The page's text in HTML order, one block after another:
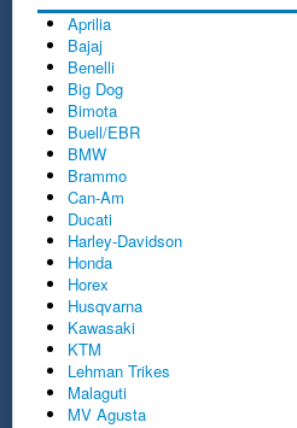
Aprilia
Bajaj
Benelli
Big Dog
Bimota
Buell/EBR
BMW
Brammo
Can-Am
Ducati
Harley-Davidson
Honda
Horex
Husqvarna
Kawasaki
KTM
Lehman Trikes
Malaguti
MV Agusta